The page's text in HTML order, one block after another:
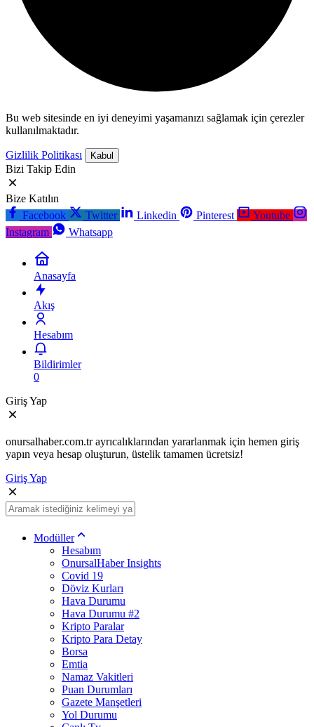
Bu web sitesinde en iyi deneyimi yaşamanızı sağlamak için çerezler
kullanılmaktadır.
Gizlilik Politikası Kabul
Bizi Takip Edin
Bize Katılın
Facebook
Twitter Linkedin Pinterest
Youtube
Instagram
Whatsapp
Anasayfa
Akış
Hesabım
Bildirimler
0
Giriş Yap
onursalhaber.com.tr ayrıcalıklarından yararlanmak için hemen giriş
yapın veya hesap oluşturun, üstelik tamamen ücretsiz!
Giriş Yap
Modüller
Hesabım
OnursalHaber Insights
Covid 19
Döviz Kurları
Hava Durumu
Hava Durumu #2
Kripto Paralar
Kripto Para Detay
Borsa
Emtia
Namaz Vakitleri
Puan Durumları
Gazete Manşetleri
Yol Durumu